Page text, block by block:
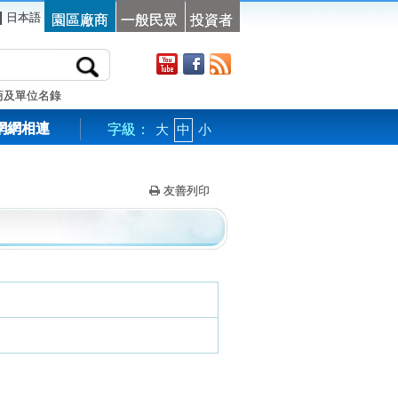
日本語 園區廠商 一般民眾 投資者
及單位名錄
網相連 字級： 大 中 小
友善列印